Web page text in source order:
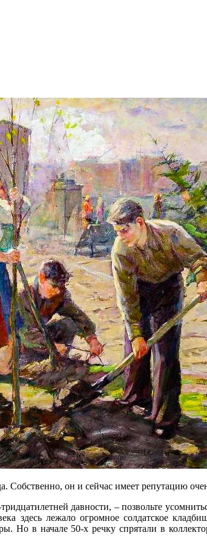
Собственно, он и сейчас имеет репутацию
давности, – позвольте
лежало огромное солдатское
Но в начале 50-х речку спрятали в